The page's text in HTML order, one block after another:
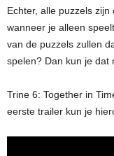
Echter, alle puzzels
wanneer je alleen
van de puzzels zullen
spelen? Dan kun je dat
Trine 6: Together in
eerste trailer kun je